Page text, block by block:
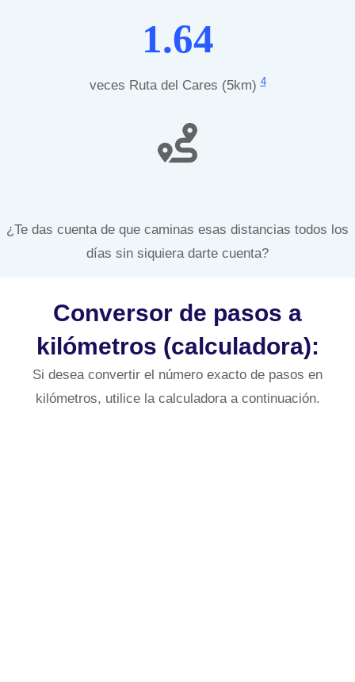
1.64
veces Ruta del Cares (5km)4
¿Te das cuenta de que caminas esas distancias todos los
días sin siquiera darte cuenta?
Conversor de pasos a
kilómetros (calculadora):
Si desea convertir el número exacto de pasos en
kilómetros, utilice la calculadora a continuación.